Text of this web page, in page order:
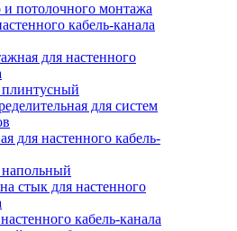
потолочного монтажа
кабель-канала
для настенного
плинтусный
для систем
для настенного кабель-
напольный
стык для настенного
кабель-канала